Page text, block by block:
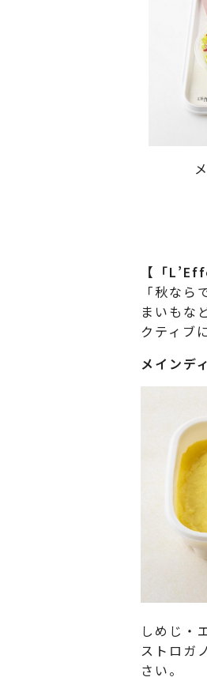
【「
「秋な
まいもな
クティブ
メインデ
しめじ・
ストロガ
さい。